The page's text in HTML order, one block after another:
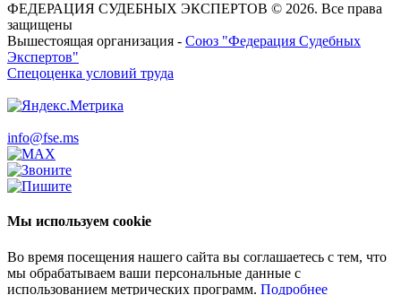
ФЕДЕРАЦИЯ СУДЕБНЫХ ЭКСПЕРТОВ © 2026. Все права
защищены
Вышестоящая организация - Союз "Федерация Судебных
Экспертов"
Спецоценка условий труда
info@fse.ms
Мы используем cookie
Во время посещения нашего сайта вы соглашаетесь с тем, что
мы обрабатываем ваши персональные данные с
использованием метрических программ. Подробнее